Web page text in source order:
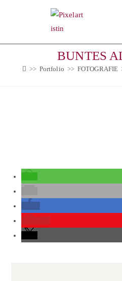
BUNTES
>> Portfolio >> FOTOGRAFIE